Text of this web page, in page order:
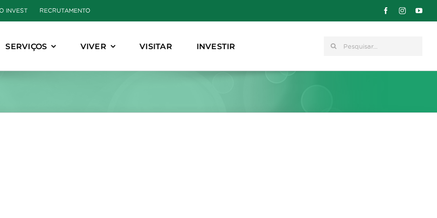
INVEST RECRUTAMENTO
SERVIÇOS VIVER VISITAR INVESTIR Pesquisar